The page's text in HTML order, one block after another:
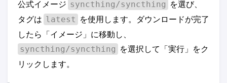
公式イメージ syncthing/syncthing を選び、
タグは latest を使用します。ダウンロードが完了
したら「イメージ」に移動し、
syncthing/syncthing を選択して「実行」をク
リックします。